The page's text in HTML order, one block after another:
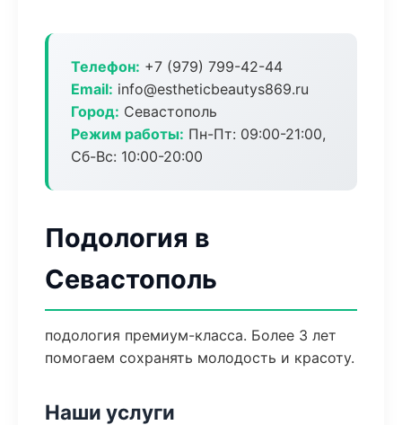
Телефон: +7 (979) 799-42-44
Email: info@estheticbeautys869.ru
Город: Севастополь
Режим работы: Пн-Пт: 09:00-21:00,
Сб-Вс: 10:00-20:00
Подология в
Севастополь
подология премиум-класса. Более 3 лет
помогаем сохранять молодость и красоту.
Наши услуги